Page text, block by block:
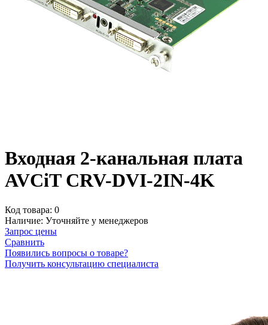
Входная 2-канальная плата
AVCiT CRV-DVI-2IN-4K
Код товара: 0
Наличие: Уточняйте у менеджеров
Запрос цены
Сравнить
Появились вопросы о товаре?
Получить консультацию специалиста